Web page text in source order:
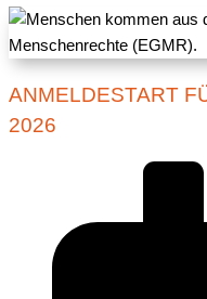
ANMELDESTART
2026